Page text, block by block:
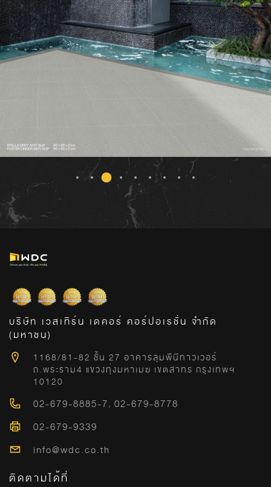
บริษัท เวสเทิร์น เดคอร์ คอร์ปอเรชั่น จำกัด
(มหาชน)
1168/81-82 ชั้น 27 อาคารลุมพีนีทาวเวอร์
ถ.พระราม4 แขวงทุ่งมหาเมฆ เขตสาทร กรุงเทพฯ
10120
02-679-8885-7, 02-679-8778
02-679-9339
info@wdc.co.th
ติดตามได้ที่